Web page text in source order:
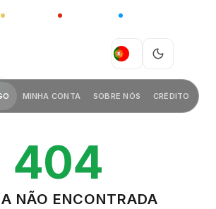
CHINA
PT
MINHA CONTA SOBRE NÓS CRÉDITO
404
NÃO ENCONTRADA